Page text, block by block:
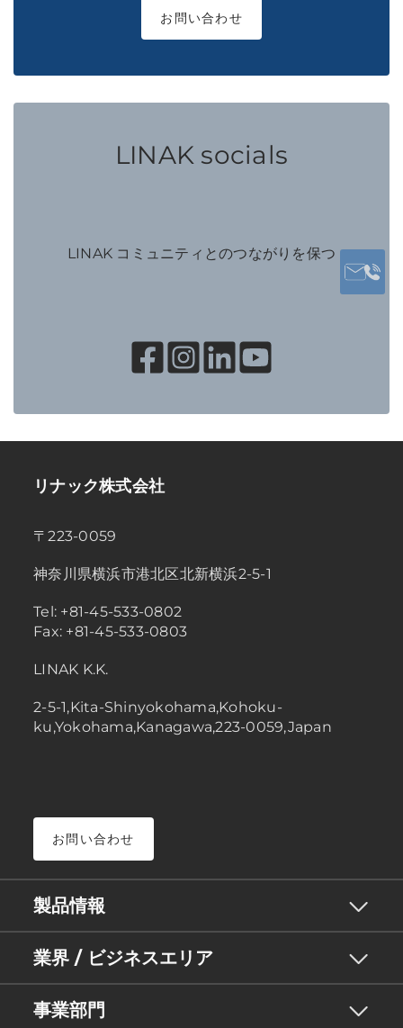
お問い合わせ
LINAK socials
LINAK コミュニティとのつながりを保つ
リナック株式会社
〒223-0059
神奈川県横浜市港北区北新横浜2-5-1
Tel: +81-45-533-0802
Fax: +81-45-533-0803
LINAK K.K.
2-5-1,Kita-Shinyokohama,Kohoku-
ku,Yokohama,Kanagawa,223-0059,Japan
お問い合わせ
製品情報
業界 / ビジネスエリア
事業部門